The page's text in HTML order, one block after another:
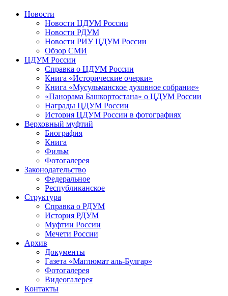
Новости
Новости ЦДУМ России
Новости РДУМ
Новости РИУ ЦДУМ России
Обзор СМИ
ЦДУМ России
Справка о ЦДУМ России
Книга «Исторические очерки»
Книга «Мусульманское духовное собрание»
«Панорама Башкортостана» о ЦДУМ России
Награды ЦДУМ России
История ЦДУМ России в фотографиях
Верховный муфтий
Биография
Книга
Фильм
Фотогалерея
Законодательство
Федеральное
Республиканское
Структура
Справка о РДУМ
История РДУМ
Муфтии России
Мечети России
Архив
Документы
Газета «Маглюмат аль-Булгар»
Фотогалерея
Видеогалерея
Контакты